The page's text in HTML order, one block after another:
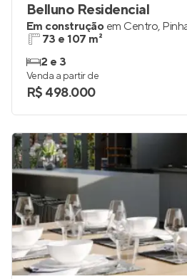
Belluno Residencial
Em construção em Centro,
73 e 107 m²
2 e 3
Venda a partir de
R$ 498.000